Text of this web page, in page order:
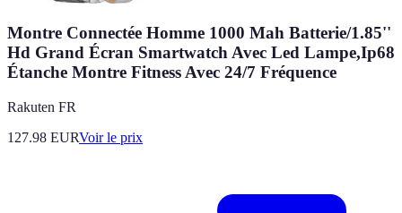
Montre Connectée Homme 1000 Mah Batterie/1.85''
Hd Grand Écran Smartwatch Avec Led Lampe,Ip68
Étanche Montre Fitness Avec 24/7 Fréquence
Rakuten FR
127.98 EURVoir le prix